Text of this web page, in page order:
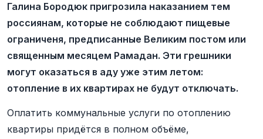
Галина Бородюк пригрозила наказанием тем
россиянам, которые не соблюдают пищевые
ограниченя, предписанные Великим постом или
священным месяцем Рамадан. Эти грешники
могут оказаться в аду уже этим летом:
отопление в их квартирах не будут отключать.
Оплатить коммунальные услуги по отоплению
квартиры придётся в полном объёме,